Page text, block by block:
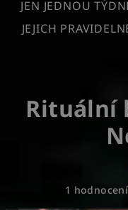
JEN JEDNOU
JEJICH
Rituální
Průměrné
1 hodnocení